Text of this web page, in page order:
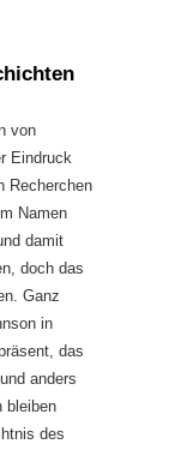
von
Eindruck
Recherchen
Namen
damit
doch das
Ganz
in
das
anders
bleiben
des